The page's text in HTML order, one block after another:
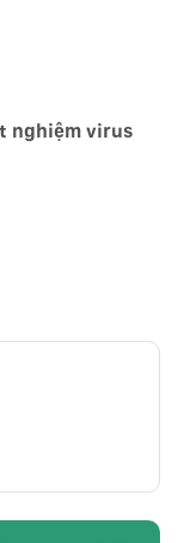
nghiệm virus